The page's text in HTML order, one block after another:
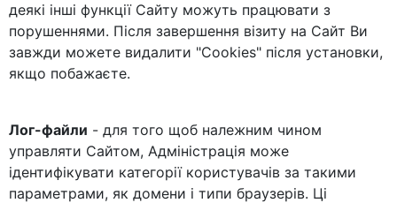
деякі інші функції Сайту можуть працювати з
порушеннями. Після завершення візиту на Сайт Ви
завжди можете видалити "Cookies" після установки,
якщо побажаєте.
Лог-файли - для того щоб належним чином
управляти Сайтом, Адміністрація може
ідентифікувати категорії користувачів за такими
параметрами, як домени і типи браузерів. Ці